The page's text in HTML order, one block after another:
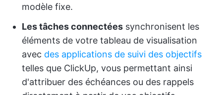
modèle fixe.
Les tâches connectées synchronisent les
éléments de votre tableau de visualisation
avec des applications de suivi des objectifs
telles que ClickUp, vous permettant ainsi
d'attribuer des échéances ou des rappels